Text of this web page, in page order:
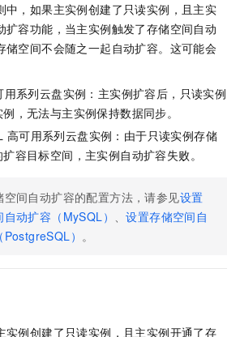
中，如果主实例创建了只读实例，且主实
扩容功能，当主实例触发了存储空间自动
储空间不会随之一起自动扩容。这可能会
用系列云盘实例：主实例扩容后，只读实例
，无法与主实例保持数据同步。
高可用系列云盘实例：由于只读实例存储
容目标空间，主实例自动扩容失败。
空间自动扩容的配置方法，请参见设置
动扩容（MySQL） 、设置存储空间自
） 。
实例创建了只读实例，且主实例开通了存